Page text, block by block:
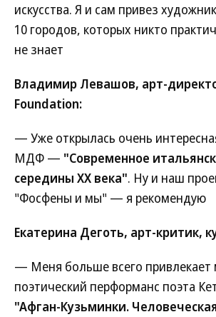
искусства. Я и сам привез
10 городов, которых никто
не знает
Владимир Левашов, арт-
Foundation:
— Уже открылась очень
МДФ — "Современное
середины XX века". Ну и наш
"Фосфены и мы" — я рекомендую
Екатерина Деготь, арт-критик,
— Меня больше всего привлекает
поэтический перформанс поэта
"Афган-Кузьминки.